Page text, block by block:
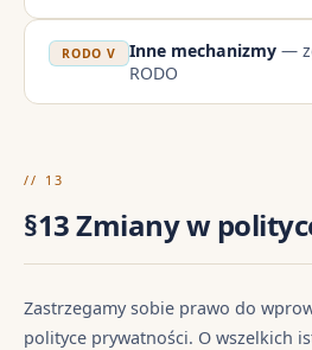
RODO V Inne mechanizmy —
RODO
// 13
§13 Zmiany w
Zastrzegamy sobie prawo do
polityce prywatności. O wszelkich